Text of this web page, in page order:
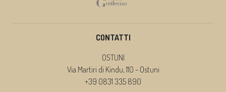
CONTATTI
OSTUNI
Via Martiri di Kindu, 110 - Ostuni
+39 0831 335 890